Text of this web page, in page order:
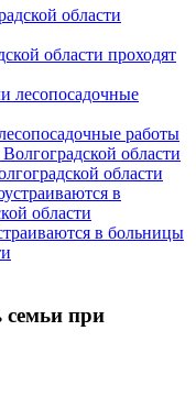
области проходят
работы
области
в больницы
семьи при